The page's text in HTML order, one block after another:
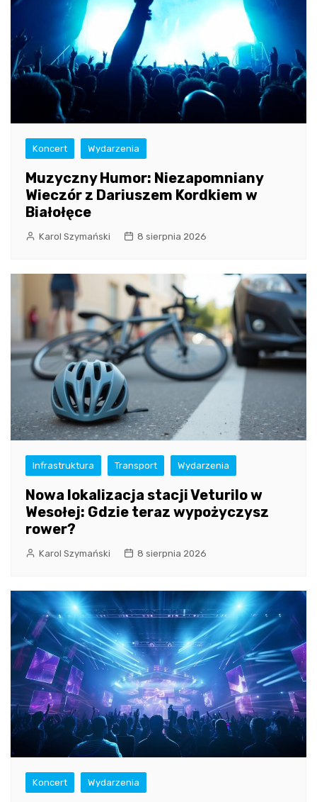
Koncert Wydarzenia
Muzyczny Humor: Niezapomniany
Wieczór z Dariuszem Kordkiem w
Białołęce
Karol Szymański 8 sierpnia 2026
Infrastruktura Transport Wydarzenia
Nowa lokalizacja stacji Veturilo w
Wesołej: Gdzie teraz wypożyczysz
rower?
Karol Szymański 8 sierpnia 2026
Koncert Wydarzenia